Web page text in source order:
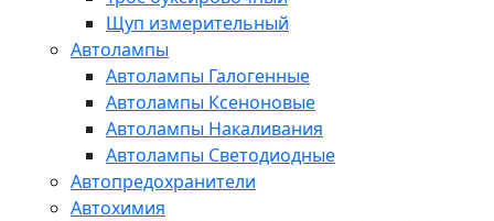
Щуп измерительный
Автолампы
Автолампы Галогенные
Автолампы Ксеноновые
Автолампы Накаливания
Автолампы Светодиодные
Автопредохранители
Автохимия